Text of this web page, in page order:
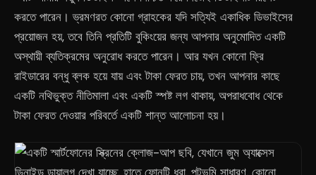
করতে পারেন। ভ্রমণরত কোনো গ্রাহকের যদি সত্যিই একাধিক ডিভাইসের
প্রয়োজন হয়, তবে তিনি প্রতিটি বুকিংয়ের জন্য আপনার অনুমোদিত একটি
অস্থায়ী ব্যতিক্রমের অনুরোধ করতে পারেন। আর যখন কোনো ফ্রি
রাইডারের বন্ধু ব্লক হয়ে যায় এবং টাকা ফেরত চায়, তখন আপনার কাছে
একটি নথিভুক্ত নীতিমালা এবং একটি স্পষ্ট লগ থাকায়, অপরাধবোধ থেকে
টাকা ফেরত দেওয়ার পরিবর্তে একটি শান্ত আলোচনা হয়।